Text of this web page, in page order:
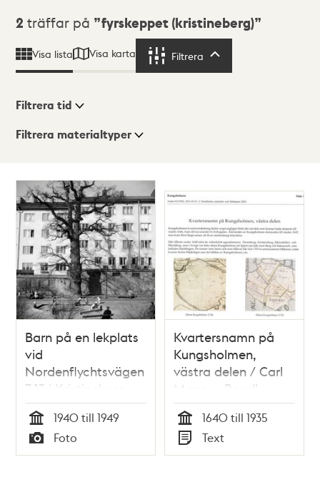
Sökresultat
2 träffar på fyrskeppet (kristineberg)
Visa lista Visa karta Filtrera
Visningsläge
Lista
Karta
Filtrera tid
Filtrera materialtyper
träffar
Barn på en lekplats
vid
Nordenflychtsvägen
7-13 i Kristineberg.
Stor ek centralt i
bilden
Tid
1940 till 1949
Typ
Foto
Kvartersnamn på
Kungsholmen,
västra delen / Carl
Magnus Rosell
Tid
1640 till 1935
Typ
Text